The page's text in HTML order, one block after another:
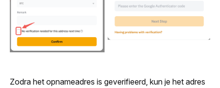
Zodra het opnameadres is geverifieerd, kun je het adres